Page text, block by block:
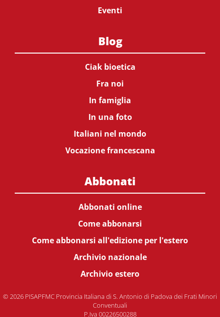
Eventi
Blog
Ciak bioetica
Fra noi
In famiglia
In una foto
Italiani nel mondo
Vocazione francescana
Abbonati
Abbonati online
Come abbonarsi
Come abbonarsi all'edizione per l'estero
Archivio nazionale
Archivio estero
© 2026 PISAPFMC Provincia Italiana di S. Antonio di Padova dei Frati Minori
Conventuali
P.Iva 00226500288